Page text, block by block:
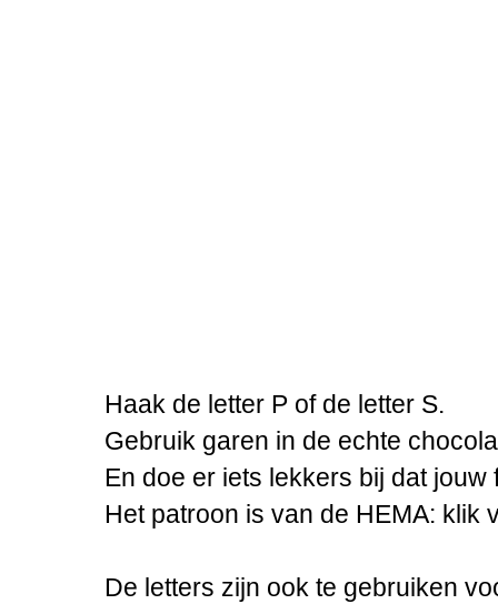
Haak de letter P of de letter S.
Gebruik garen in de echte
En doe er iets lekkers bij dat
Het patroon is van de HEMA: klik
De letters zijn ook te gebruiken